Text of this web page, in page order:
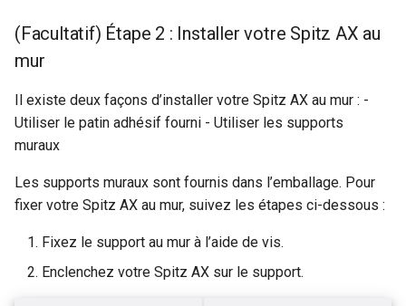
GL-AP1300 (Cirrus)
(Mudi/Mudi V2)
GL-X750 (Spitz)
GL-XE300 (Puli)
GL-X300B (Collie)
un message du test DDNS
VPN est-elle plus lente
prevu
appareils de mon routeur
Quelle est la couverture
Mettre a jour les certificats du
Contourner le VPN pour le
DNS AdGuard Home
(Facultatif) Étape 2 : Installer votre Spitz AX au
mur
Il existe deux façons d’installer votre Spitz AX au mur : -
Utiliser le patin adhésif fourni - Utiliser les supports
muraux
Les supports muraux sont fournis dans l’emballage. Pour
fixer votre Spitz AX au mur, suivez les étapes ci-dessous :
Fixez le support au mur à l’aide de vis.
Enclenchez votre Spitz AX sur le support.